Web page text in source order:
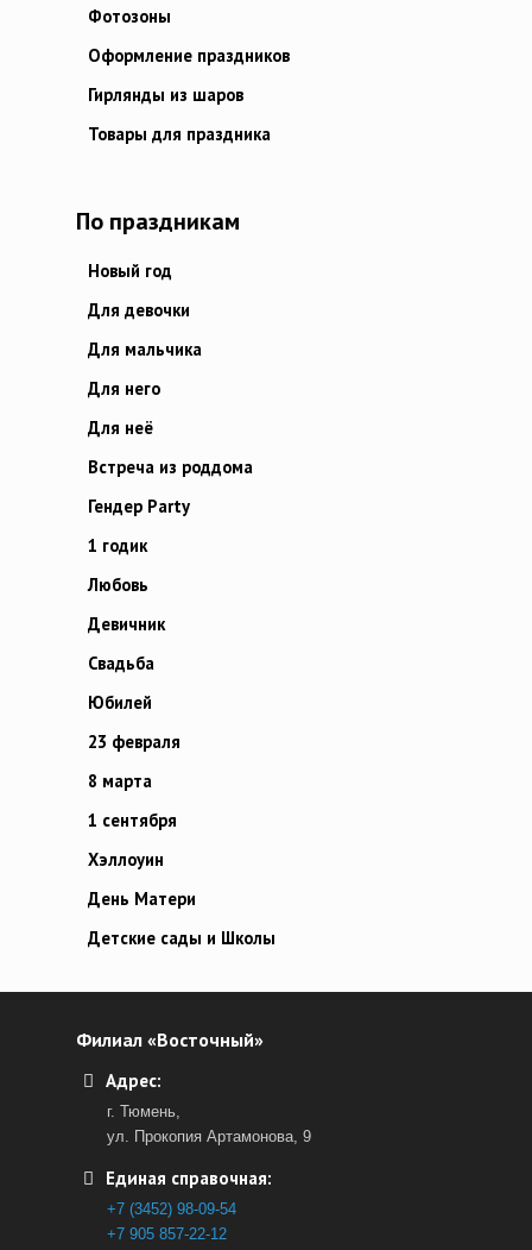
Фотозоны
Оформление праздников
Гирлянды из шаров
Товары для праздника
По праздникам
Новый год
Для девочки
Для мальчика
Для него
Для неё
Встреча из роддома
Гендер Party
1 годик
Любовь
Девичник
Свадьба
Юбилей
23 февраля
8 марта
1 сентября
Хэллоуин
День Матери
Детские сады и Школы
Филиал «Восточный»
Адрес:
г. Тюмень,
ул. Прокопия Артамонова, 9
Единая справочная:
+7 (3452) 98-09-54
+7 905 857-22-12